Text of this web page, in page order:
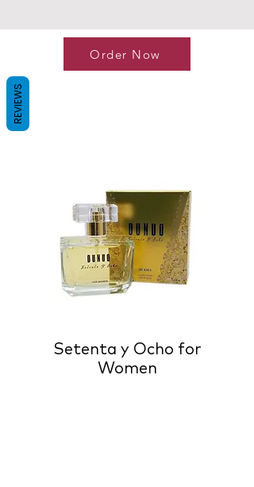
Order Now
Setenta y Ocho for
Women
REVIEWS